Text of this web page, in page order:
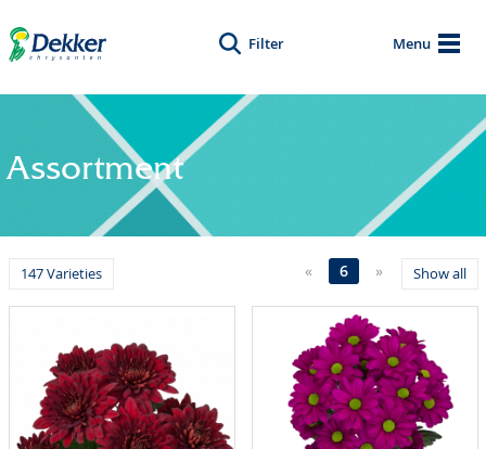
Menu
Filter
Assortment
147 Varieties Show all
« 6 »